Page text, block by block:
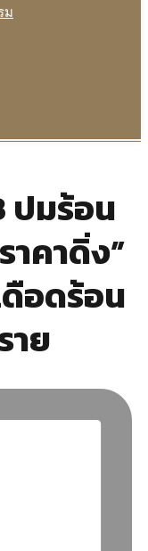
ม
ปมร้อน
คาดิ่ง”
อดร้อน
าย